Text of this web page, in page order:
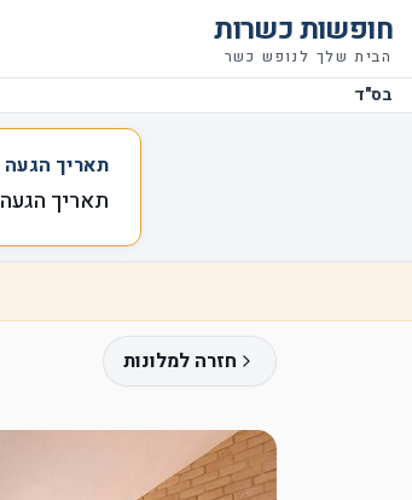
חופשות כשרות
הבית שלך לנופש כשר
בס"ד
תאריך הגעה
תאריך הגעה
חזרה למלונות